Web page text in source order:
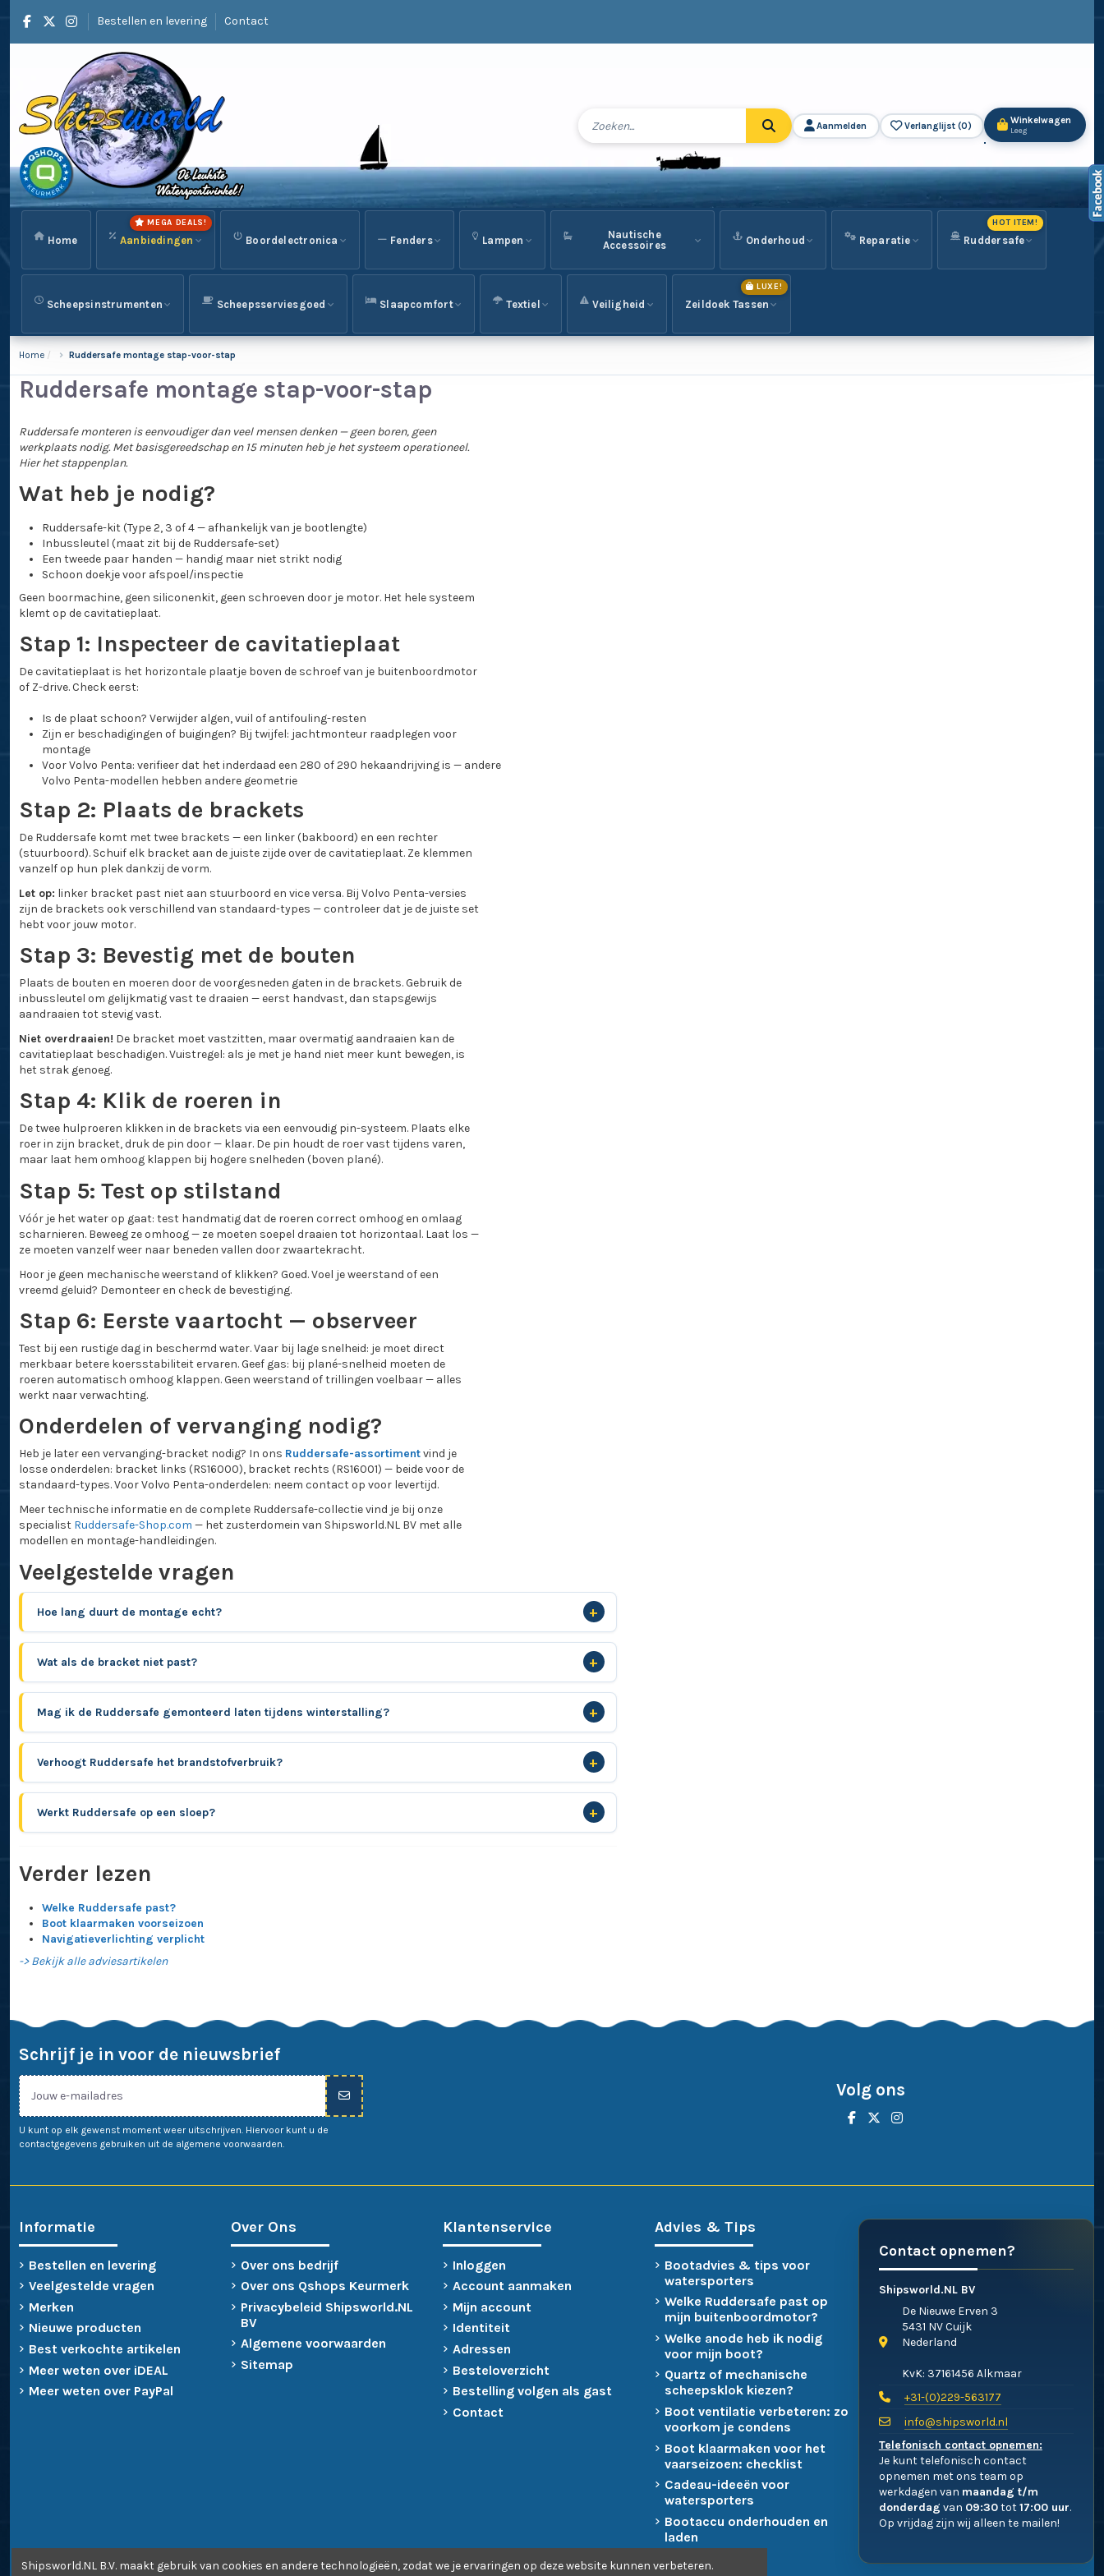
Bestellen en levering Contact
Aanmelden Verlanglijst (0) Winkelwagen
Leeg
Home Aanbiedingen
MEGA DEALS!
Boordelectronica Fenders Lampen
Nautische
Accessoires
Onderhoud Reparatie Ruddersafe
HOT ITEM!
Scheepsinstrumenten Scheepsserviesgoed Slaapcomfort Textiel Veiligheid Zeildoek Tassen
LUXE!
Home Ruddersafe montage stap-voor-stap
Ruddersafe montage stap-voor-stap
Ruddersafe monteren is eenvoudiger dan veel mensen denken — geen boren, geen
werkplaats nodig. Met basisgereedschap en 15 minuten heb je het systeem operationeel.
Hier het stappenplan.
Wat heb je nodig?
Ruddersafe-kit (Type 2, 3 of 4 — afhankelijk van je bootlengte)
Inbussleutel (maat zit bij de Ruddersafe-set)
Een tweede paar handen — handig maar niet strikt nodig
Schoon doekje voor afspoel/inspectie
Geen boormachine, geen siliconenkit, geen schroeven door je motor. Het hele systeem
klemt op de cavitatieplaat.
Stap 1: Inspecteer de cavitatieplaat
De cavitatieplaat is het horizontale plaatje boven de schroef van je buitenboordmotor
of Z-drive. Check eerst:
Is de plaat schoon? Verwijder algen, vuil of antifouling-resten
Zijn er beschadigingen of buigingen? Bij twijfel: jachtmonteur raadplegen voor
montage
Voor Volvo Penta: verifieer dat het inderdaad een 280 of 290 hekaandrijving is — andere
Volvo Penta-modellen hebben andere geometrie
Stap 2: Plaats de brackets
De Ruddersafe komt met twee brackets — een linker (bakboord) en een rechter
(stuurboord). Schuif elk bracket aan de juiste zijde over de cavitatieplaat. Ze klemmen
vanzelf op hun plek dankzij de vorm.
Let op: linker bracket past niet aan stuurboord en vice versa. Bij Volvo Penta-versies
zijn de brackets ook verschillend van standaard-types — controleer dat je de juiste set
hebt voor jouw motor.
Stap 3: Bevestig met de bouten
Plaats de bouten en moeren door de voorgesneden gaten in de brackets. Gebruik de
inbussleutel om gelijkmatig vast te draaien — eerst handvast, dan stapsgewijs
aandraaien tot stevig vast.
Niet overdraaien! De bracket moet vastzitten, maar overmatig aandraaien kan de
cavitatieplaat beschadigen. Vuistregel: als je met je hand niet meer kunt bewegen, is
het strak genoeg.
Stap 4: Klik de roeren in
De twee hulproeren klikken in de brackets via een eenvoudig pin-systeem. Plaats elke
roer in zijn bracket, druk de pin door — klaar. De pin houdt de roer vast tijdens varen,
maar laat hem omhoog klappen bij hogere snelheden (boven plané).
Stap 5: Test op stilstand
Vóór je het water op gaat: test handmatig dat de roeren correct omhoog en omlaag
scharnieren. Beweeg ze omhoog — ze moeten soepel draaien tot horizontaal. Laat los —
ze moeten vanzelf weer naar beneden vallen door zwaartekracht.
Hoor je geen mechanische weerstand of klikken? Goed. Voel je weerstand of een
vreemd geluid? Demonteer en check de bevestiging.
Stap 6: Eerste vaartocht — observeer
Test bij een rustige dag in beschermd water. Vaar bij lage snelheid: je moet direct
merkbaar betere koersstabiliteit ervaren. Geef gas: bij plané-snelheid moeten de
roeren automatisch omhoog klappen. Geen weerstand of trillingen voelbaar — alles
werkt naar verwachting.
Onderdelen of vervanging nodig?
Heb je later een vervanging-bracket nodig? In ons Ruddersafe-assortimentvind je
losse onderdelen: bracket links (RS16000), bracket rechts (RS16001) — beide voor de
standaard-types. Voor Volvo Penta-onderdelen: neem contact op voor levertijd.
Meer technische informatie en de complete Ruddersafe-collectie vind je bij onze
specialist Ruddersafe-Shop.com — het zusterdomein van Shipsworld.NL BV met alle
modellen en montage-handleidingen.
Veelgestelde vragen
Hoe lang duurt de montage echt?
Wat als de bracket niet past?
Mag ik de Ruddersafe gemonteerd laten tijdens winterstalling?
Verhoogt Ruddersafe het brandstofverbruik?
Werkt Ruddersafe op een sloep?
Verder lezen
Welke Ruddersafe past?
Boot klaarmaken voorseizoen
Navigatieverlichting verplicht
-> Bekijk alle adviesartikelen
Schrijf je in voor de nieuwsbrief
U kunt op elk gewenst moment weer uitschrijven. Hiervoor kunt u de
contactgegevens gebruiken uit de algemene voorwaarden.
Volg ons
Informatie
Bestellen en levering
Veelgestelde vragen
Merken
Nieuwe producten
Best verkochte artikelen
Meer weten over iDEAL
Meer weten over PayPal
Over Ons
Over ons bedrijf
Over ons Qshops Keurmerk
Privacybeleid Shipsworld.NL
BV
Algemene voorwaarden
Sitemap
Klantenservice
Inloggen
Account aanmaken
Mijn account
Identiteit
Adressen
Besteloverzicht
Bestelling volgen als gast
Contact
Advies & Tips
Bootadvies & tips voor
watersporters
Welke Ruddersafe past op
mijn buitenboordmotor?
Welke anode heb ik nodig
voor mijn boot?
Quartz of mechanische
scheepsklok kiezen?
Boot ventilatie verbeteren: zo
voorkom je condens
Boot klaarmaken voor het
vaarseizoen: checklist
Cadeau-ideeën voor
watersporters
Bootaccu onderhouden en
laden
Contact opnemen?
Shipsworld.NL BV
De Nieuwe Erven 3
5431 NV Cuijk
Nederland
KvK: 37161456 Alkmaar
+31-(0)229-563177
info@shipsworld.nl
Telefonisch contact opnemen:
Je kunt telefonisch contact
opnemen met ons team op
werkdagen van maandag t/m
donderdag van 09:30tot17:00 uur.
Op vrijdag zijn wij alleen te mailen!
Shipsworld.NL B.V. maakt gebruik van cookies en andere technologieën, zodat we je ervaringen op deze website kunnen verbeteren.